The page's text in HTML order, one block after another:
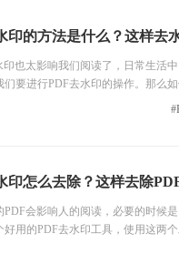
印的方法是什么？这样去
印也太影响我们阅读了，日常生活
们要进行PDF去水印的操作。那么
以快速完成去除PDF水印的操作，
印怎么去除？这样去除
PDF会影响人的阅读，必要的时候
好用的PDF去水印工具，使用这两
去水印工具的具体操作，感兴趣